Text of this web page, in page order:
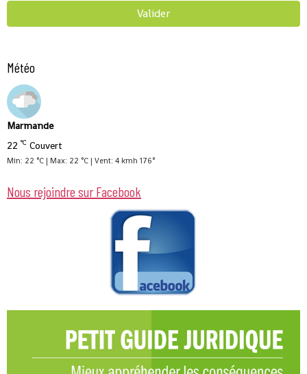
Valider
Météo
Marmande
22 °C Couvert
Min: 22 °C | Max: 22 °C | Vent: 4 kmh 176°
Nous rejoindre sur Facebook